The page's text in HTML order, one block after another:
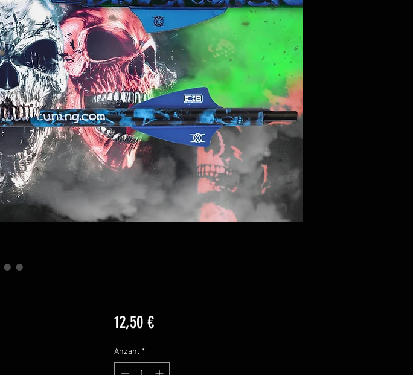
12,50 €Preis
Anzahl *